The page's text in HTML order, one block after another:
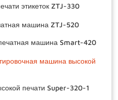
этикеток ZTJ-330
машина ZTJ-520
машина Smart-420
машина высокой
печати Super-320-1